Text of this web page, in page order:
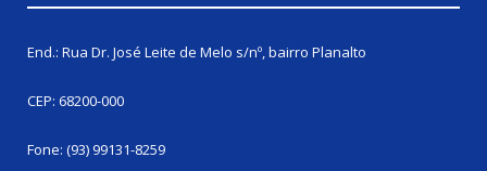
End.: Rua Dr. José Leite de Melo s/nº, bairro Planalto
CEP: 68200-000
Fone: (93) 99131-8259